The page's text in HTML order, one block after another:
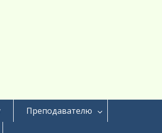
Преподавателю